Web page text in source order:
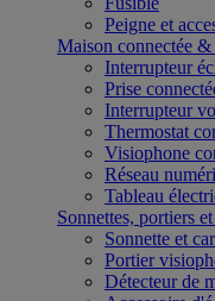
Peigne et
Maison connectée
Interrupteur
Prise
Interrupteur
Thermostat
Visiophone
Réseau
Tableau
Sonnettes, portiers
Sonnette et
Portier
Détecteur de